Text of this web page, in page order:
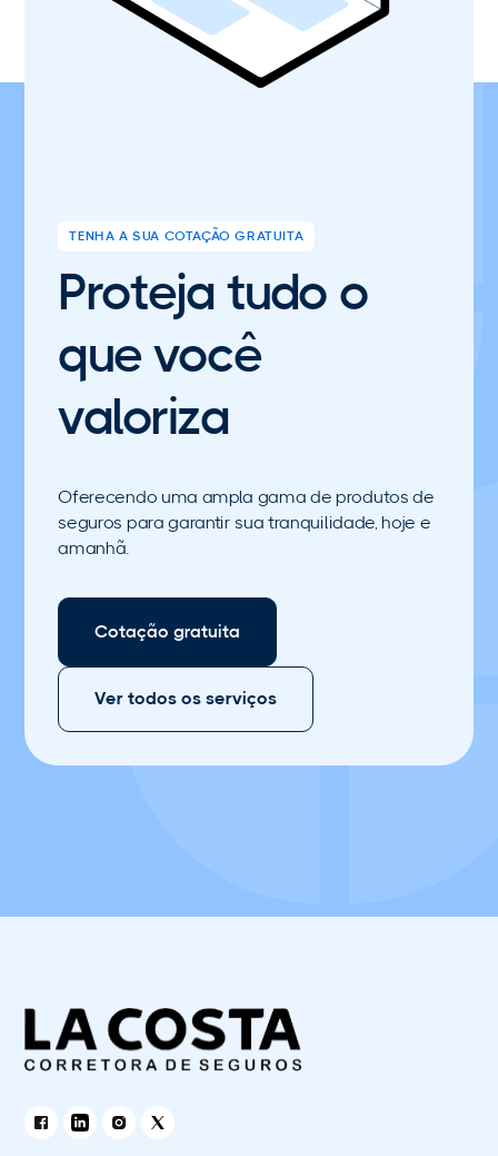
TENHA A SUA COTAÇÃO GRATUITA
Proteja tudo o
que você
valoriza
Oferecendo uma ampla gama de produtos de
seguros para garantir sua tranquilidade, hoje e
amanhã.
Cotação gratuita
Ver todos os serviços